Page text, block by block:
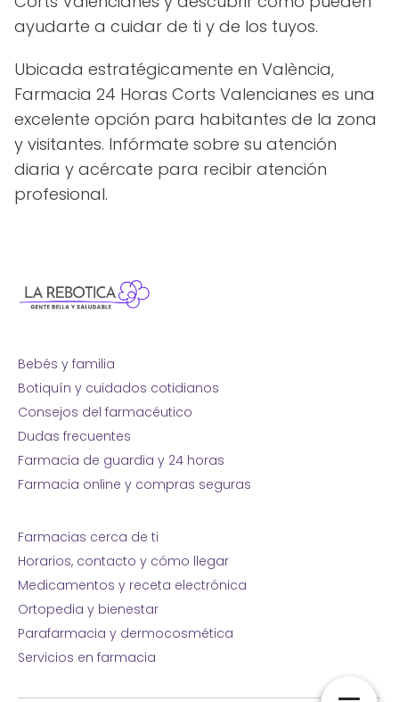
ayudarte a cuidar de ti y de los tuyos.
Ubicada estratégicamente en València,
Farmacia 24 Horas Corts Valencianes es una
excelente opción para habitantes de la zona
y visitantes. Infórmate sobre su atención
diaria y acércate para recibir atención
profesional.
Bebés y familia
Botiquín y cuidados cotidianos
Consejos del farmacéutico
Dudas frecuentes
Farmacia de guardia y 24 horas
Farmacia online y compras seguras
Farmacias cerca de ti
Horarios, contacto y cómo llegar
Medicamentos y receta electrónica
Ortopedia y bienestar
Parafarmacia y dermocosmética
Servicios en farmacia